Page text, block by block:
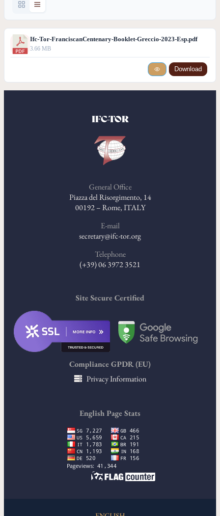
Ifc-Tor-FranciscanCentenary-Booklet-Greccio-2023-Esp.pdf
3.66 MB
Download
IFC-TOR
General Office
Piazza del Risorgimento, 14
00192 – Rome, ITALY
E-mail
secretary@ifc-tor.org
Telephone
(+39) 06 3972 3521
Site Secure Certified
Compliance GPDR (EU)
Privacy Information
English Page Stats